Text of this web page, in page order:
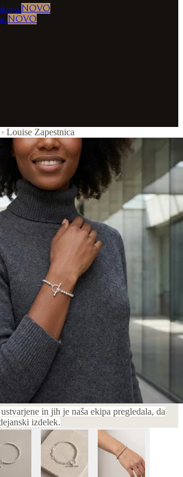
NOVO
NOVO
› Louise Zapestnica
in jih je naša ekipa pregledala, da
izdelek.